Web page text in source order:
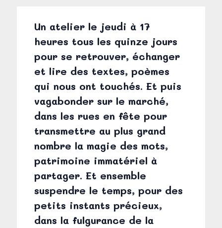
Un atelier le jeudi à 17
heures tous les quinze jours
pour se retrouver, échanger
et lire des textes, poèmes
qui nous ont touchés. Et puis
vagabonder sur le marché,
dans les rues en fête pour
transmettre au plus grand
nombre la magie des mots,
patrimoine immatériel à
partager. Et ensemble
suspendre le temps, pour des
petits instants précieux,
dans la fulgurance de la